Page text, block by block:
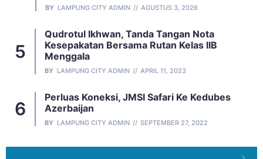
BY LAMPUNG CITY ADMIN AGUSTUS 3, 2026
Qudrotul Ikhwan, Tanda Tangan Nota
Kesepakatan Bersama Rutan Kelas IIB
Menggala
BY LAMPUNG CITY ADMIN APRIL 11, 2023
Perluas Koneksi, JMSI Safari Ke Kedubes
Azerbaijan
BY LAMPUNG CITY ADMIN SEPTEMBER 27, 2022